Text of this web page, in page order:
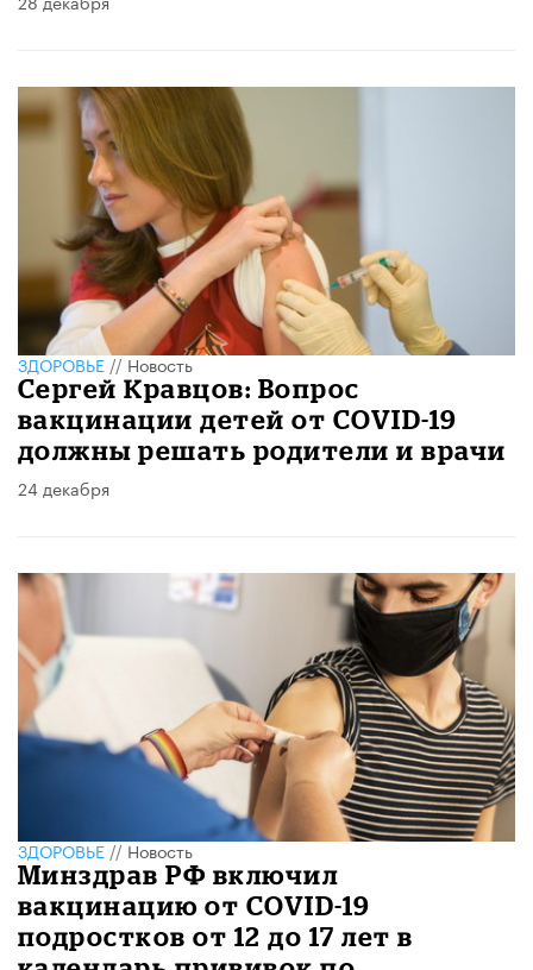
ЗДОРОВЬЕ//Новость
Сергей Кравцов: Вопрос
вакцинации детей от COVID-19
должны решать родители и врачи
24 декабря
ЗДОРОВЬЕ//Новость
Минздрав РФ включил
вакцинацию от COVID-19
подростков от 12 до 17 лет в